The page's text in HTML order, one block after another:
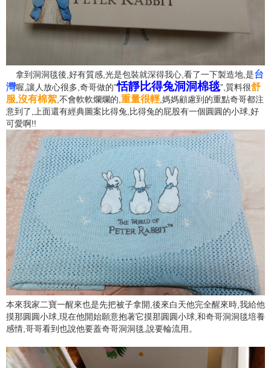
拿到洞洞毯後,好有質感,光是包裝就深得我心,看了一下製造地,是台
灣喔,讓人放心很多,奇哥做的”恬靜比得兔洞洞棉毯”,質料很舒
服 沒有棉絮 ,不會軟軟爛爛的, 重量很輕 ,媽媽顧慮到的重點奇哥都注
意到了,上面還有經典圖案比得兔,比得兔的屁股有一個圓圓的小球,好
可愛啊!!
本來我家二寶一醒來也是先把被子拿開,後來白天他完全醒來時,我給他
摸那圓圓小球,現在他開始願意抱著它摸那圓圓小球,和奇哥洞洞毯培養
感情,哥哥看到也說他要蓋奇哥洞洞毯,說要輪流用。